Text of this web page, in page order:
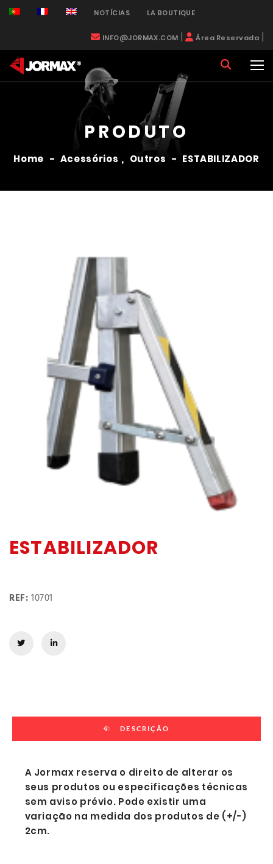
NOTÍCIAS LA BOUTIQUE
INFO@JORMAX.COM | Área Reservada
PRODUTO
Home - Acessórios , Outros - ESTABILIZADOR
ESTABILIZADOR
REF: 10701
DESCRIÇÃO
A Jormax reserva o direito de alterar os
seus produtos ou especificações técnicas
sem aviso prévio. Pode existir uma
variação na medida dos produtos de (+/-)
2cm.